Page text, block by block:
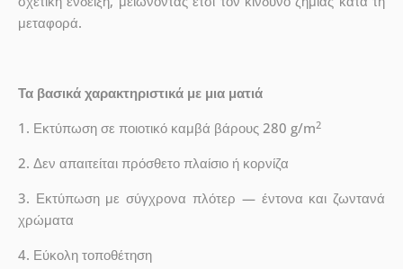
μεταφορά.
Τα βασικά χαρακτηριστικά με μια ματιά
1. Εκτύπωση σε ποιοτικό καμβά βάρους 280 g/m2
2. Δεν απαιτείται πρόσθετο πλαίσιο ή κορνίζα
3. Εκτύπωση με σύγχρονα πλότερ — έντονα και ζωντανά
χρώματα
4. Εύκολη τοποθέτηση